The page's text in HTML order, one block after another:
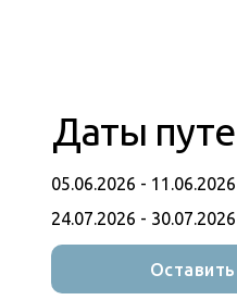
Даты
05.06.2026 - 11.06.2026
24.07.2026 - 30.07.2026